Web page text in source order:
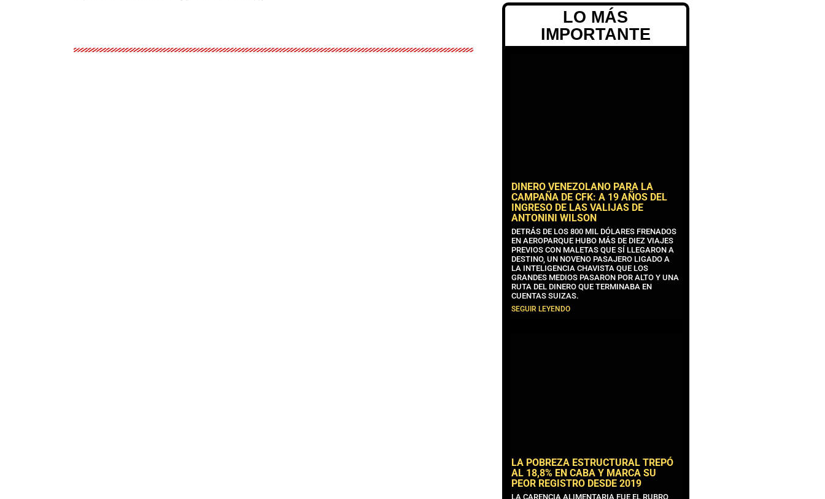
LO MÁS
IMPORTANTE
DINERO VENEZOLANO PARA LA
CAMPAÑA DE CFK: A 19 AÑOS DEL
INGRESO DE LAS VALIJAS DE
ANTONINI WILSON
DETRÁS DE LOS 800 MIL DÓLARES FRENADOS
EN AEROPARQUE HUBO MÁS DE DIEZ VIAJES
PREVIOS CON MALETAS QUE SÍ LLEGARON A
DESTINO, UN NOVENO PASAJERO LIGADO A
LA INTELIGENCIA CHAVISTA QUE LOS
GRANDES MEDIOS PASARON POR ALTO Y UNA
RUTA DEL DINERO QUE TERMINABA EN
CUENTAS SUIZAS.
SEGUIR LEYENDO
LA POBREZA ESTRUCTURAL TREPÓ
AL 18,8% EN CABA Y MARCA SU
PEOR REGISTRO DESDE 2019
LA CARENCIA ALIMENTARIA FUE EL RUBRO